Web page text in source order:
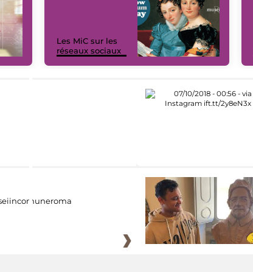
Les MiC sur les
réseaux sociaux